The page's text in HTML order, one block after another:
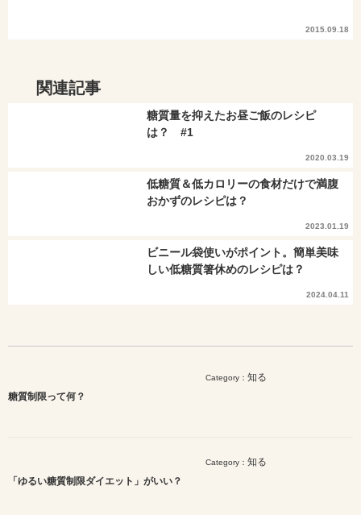
2015.09.18
関連記事
糖質量を抑えたお昼ご飯のレシピ
は？ #1
2020.03.19
低糖質＆低カロリーの食材だけで満腹
おかずのレシピは？
2023.01.19
ビニール袋使いがポイント。簡単美味
しい低糖質箸休めのレシピは？
2024.04.11
Category： 知る
糖質制限って何？
Category： 知る
「ゆるい糖質制限ダイエット」がいい？